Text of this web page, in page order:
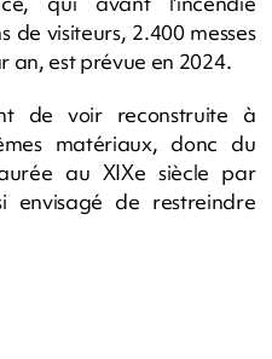
de visiteurs, 2.400 messes
an, est prévue en 2024.
de voir reconstruite à
matériaux, donc du
au XIXe siècle par
envisagé de restreindre